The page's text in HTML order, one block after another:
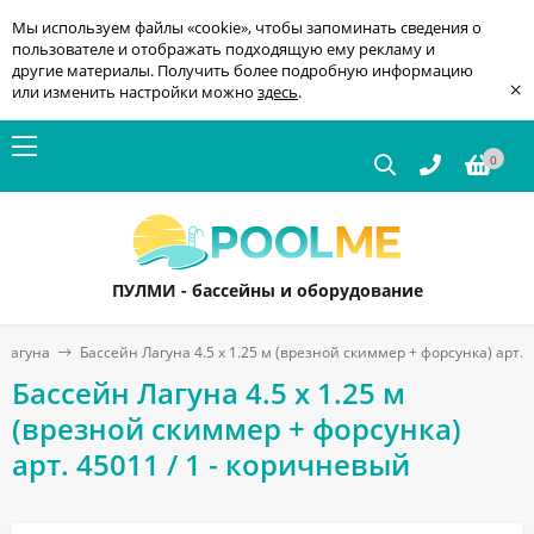
Мы используем файлы «cookie», чтобы запоминать сведения о
пользователе и отображать подходящую ему рекламу и
другие материалы. Получить более подробную информацию
или изменить настройки можно здесь. ×
0
ПУЛМИ - бассейны и оборудование
Бассейн Лагуна 4.5 х 1.25 м (врезной скиммер + форсунка) арт.
Бассейн Лагуна 4.5 х 1.25 м
(врезной скиммер + форсунка)
арт. 45011 / 1 - коричневый